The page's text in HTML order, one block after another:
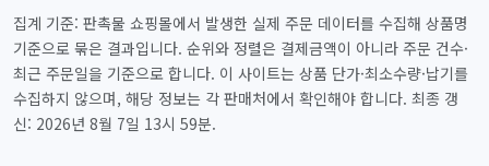
집계 기준: 판촉물 쇼핑몰에서 발생한 실제 주문 데이터를 수집해 상품명
기준으로 묶은 결과입니다. 순위와 정렬은 결제금액이 아니라 주문 건수·
최근 주문일을 기준으로 합니다. 이 사이트는 상품 단가·최소수량·납기를
수집하지 않으며, 해당 정보는 각 판매처에서 확인해야 합니다. 최종 갱
신: 2026년 8월 7일 13시 59분.